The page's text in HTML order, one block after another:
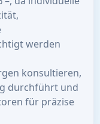
werden
konsultieren,
durchführt und
für präzise